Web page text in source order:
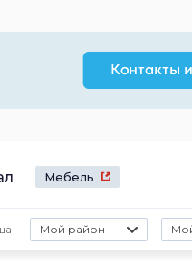
Мебель
Мой район